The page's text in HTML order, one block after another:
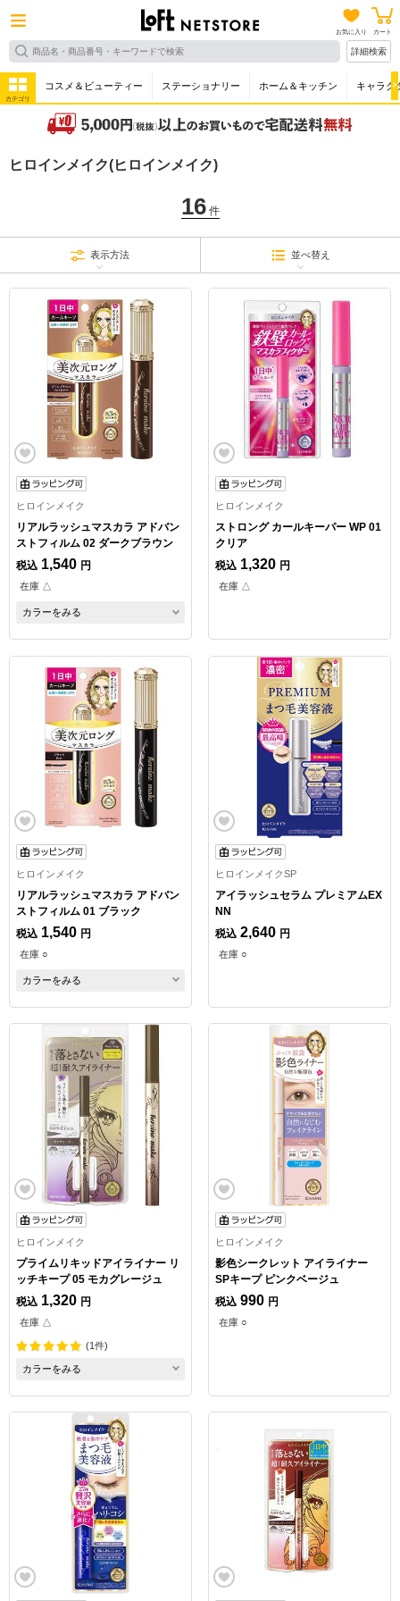
お気に入り カート
詳細検索
カテゴリ
コスメ＆ビューティー ステーショナリー ホーム＆キッチン キャラク
ヒロインメイク(ヒロインメイク)
16件
表示方法 並べ替え
ヒロインメイク
リアルラッシュマスカラ アドバン
ストフィルム 02 ダークブラウン
税込 1,540 円
在庫 △
カラーをみる
ヒロインメイク
ストロング カールキーパー WP 01
クリア
税込 1,320 円
在庫 △
ヒロインメイク
リアルラッシュマスカラ アドバン
ストフィルム 01 ブラック
税込 1,540 円
在庫 ○
カラーをみる
ヒロインメイクSP
アイラッシュセラム プレミアムEX
NN
税込 2,640 円
在庫 ○
ヒロインメイク
プライムリキッドアイライナー リ
ッチキープ 05 モカグレージュ
税込 1,320 円
在庫 △
(1件)
カラーをみる
ヒロインメイク
影色シークレット アイライナー
SPキープ ピンクベージュ
税込 990 円
在庫 ○